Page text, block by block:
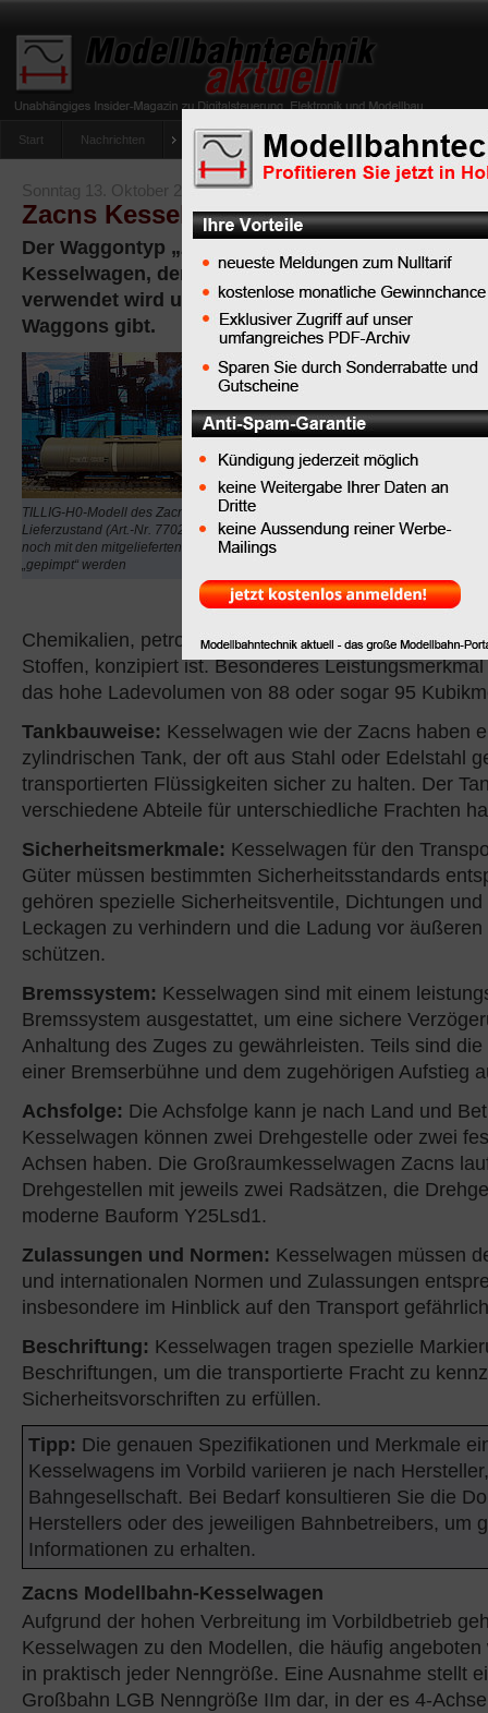
Start Nachrichten Tipps Newsletter Archiv Magazin
umfrage-viessmann-multiprotokoll-lichtdecoder
Sonntag 13. Oktober 2024
Zacns Kesselwagen
Der Waggontyp „Zacns“ bezieht sich auf einen
Kesselwagen, der in der europäischen
verwendet wird und von dem es deshalb viele
Waggons gibt.
TILLIG-H0-Modell des Zacns im
Lieferzustand (Art.-Nr. 77029). Es kann
noch mit den mitgelieferten Zurüstteilen
„gepimpt“ werden
Wichtige
Merkmale und
Details zum
Kesselwagen
Typ Zacns:
eine
speziellen Wagen, der
von flüssigen Gütern,
Chemikalien, petrochemischen Produkten oder
Stoffen, konzipiert ist. Besonderes
das hohe Ladevolumen von 88 oder sogar 95
Tankbauweise: Kesselwagen wie der Zacns haben
zylindrischen Tank, der oft aus Stahl oder Edelstahl
transportierten Flüssigkeiten sicher zu halten. Der
verschiedene Abteile für unterschiedliche Frachten
Sicherheitsmerkmale: Kesselwagen für den
Güter müssen bestimmten Sicherheitsstandards
gehören spezielle Sicherheitsventile, Dichtungen
Leckagen zu verhindern und die Ladung vor
schützen.
Bremssystem: Kesselwagen sind mit einem
Bremssystem ausgestattet, um eine sichere
Anhaltung des Zuges zu gewährleisten. Teils sind
einer Bremserbühne und dem zugehörigen Aufstieg
Achsfolge: Die Achsfolge kann je nach Land und
Kesselwagen können zwei Drehgestelle oder zwei
Achsen haben. Die Großraumkesselwagen Zacns
Drehgestellen mit jeweils zwei Radsätzen, die
moderne Bauform Y25Lsd1.
Zulassungen und Normen: Kesselwagen müssen
und internationalen Normen und Zulassungen
insbesondere im Hinblick auf den Transport
Beschriftung: Kesselwagen tragen spezielle
Beschriftungen, um die transportierte Fracht zu
Sicherheitsvorschriften zu erfüllen.
Tipp: Die genauen Spezifikationen und Merkmale
Kesselwagens im Vorbild variieren je nach
Bahngesellschaft. Bei Bedarf konsultieren Sie die
Herstellers oder des jeweiligen Bahnbetreibers, um
Informationen zu erhalten.
Zacns Modellbahn-Kesselwagen
Aufgrund der hohen Verbreitung im Vorbildbetrieb
Kesselwagen zu den Modellen, die häufig
in praktisch jeder Nenngröße. Eine Ausnahme stellt
Großbahn LGB Nenngröße IIm dar, in der es 4-